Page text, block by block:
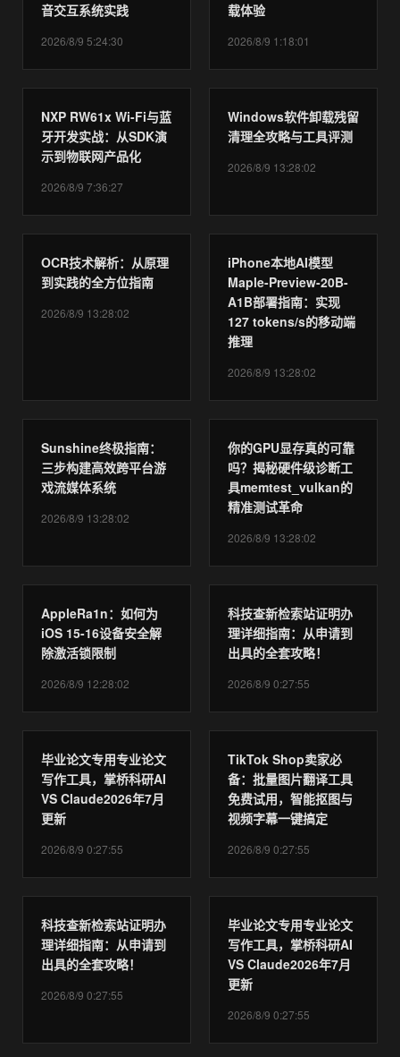
音交互系统实践
2026/8/9 5:24:30
载体验
2026/8/9 1:18:01
NXP RW61x Wi-Fi与蓝
牙开发实战：从SDK演
示到物联网产品化
2026/8/9 7:36:27
Windows软件卸载残留
清理全攻略与工具评测
2026/8/9 13:28:02
OCR技术解析：从原理
到实践的全方位指南
2026/8/9 13:28:02
iPhone本地AI模型
Maple-Preview-20B-
A1B部署指南：实现
127 tokens/s的移动端
推理
2026/8/9 13:28:02
Sunshine终极指南：
三步构建高效跨平台游
戏流媒体系统
2026/8/9 13:28:02
你的GPU显存真的可靠
吗？揭秘硬件级诊断工
具memtest_vulkan的
精准测试革命
2026/8/9 13:28:02
AppleRa1n：如何为
iOS 15-16设备安全解
除激活锁限制
2026/8/9 12:28:02
科技查新检索站证明办
理详细指南：从申请到
出具的全套攻略！
2026/8/9 0:27:55
毕业论文专用专业论文
写作工具，掌桥科研AI
VS Claude2026年7月
更新
2026/8/9 0:27:55
TikTok Shop卖家必
备：批量图片翻译工具
免费试用，智能抠图与
视频字幕一键搞定
2026/8/9 0:27:55
科技查新检索站证明办
理详细指南：从申请到
出具的全套攻略！
2026/8/9 0:27:55
毕业论文专用专业论文
写作工具，掌桥科研AI
VS Claude2026年7月
更新
2026/8/9 0:27:55